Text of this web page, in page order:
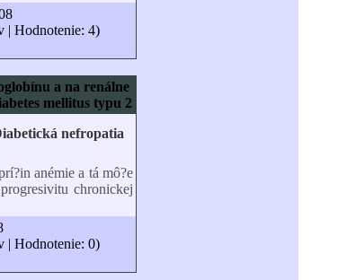
| Hodnotenie: 4)
a na renálne
mellitus typu 2
anémie a tá mô?e
chronickej
| Hodnotenie: 0)